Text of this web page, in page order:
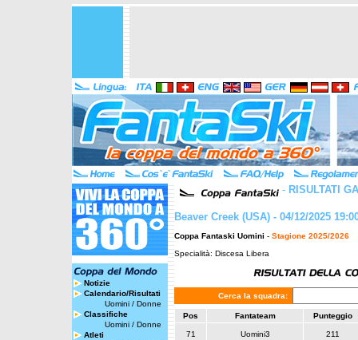
Notizie
Calendario/Risultati
Uomini / Donne
Classifiche
Uomini / Donne
Atleti
- RISULTATI
Beaver Creek (USA) - 04/12/2025
Coppa Fantaski Uomini - Stagione 2025/2026
Specialità: Discesa Libera
Cerca la squadra:
Pos Fantateam Punteggio
71 Uomini3 211